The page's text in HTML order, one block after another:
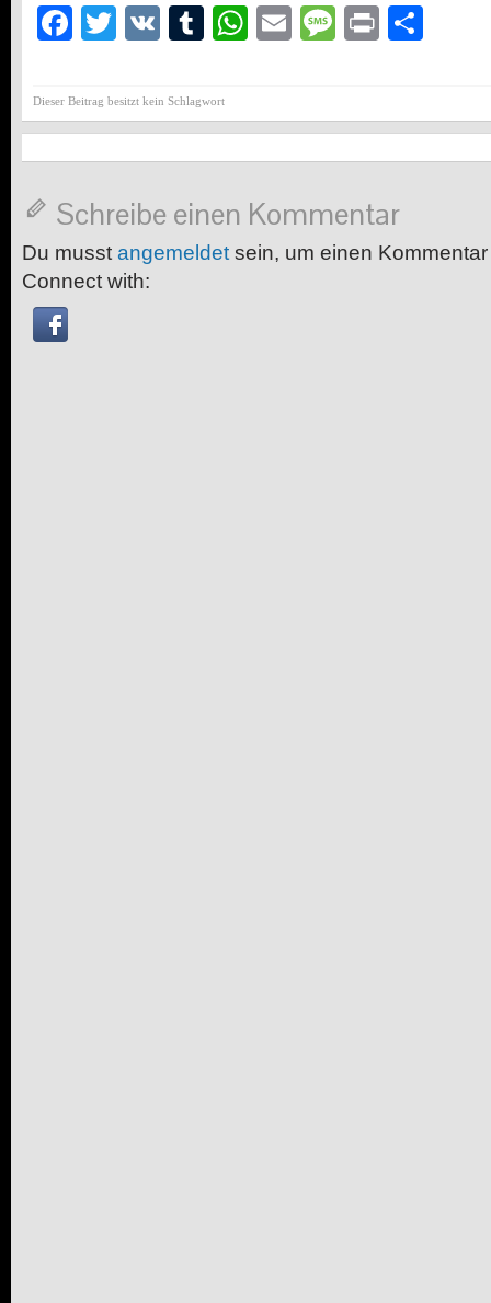
Facebook
Twitter
VK Tumblr
WhatsApp
EmailMessage
Print
Dieser Beitrag besitzt kein Schlagwort
Schreibe einen Kommentar
Du musst angemeldet sein, um einen
Connect with: